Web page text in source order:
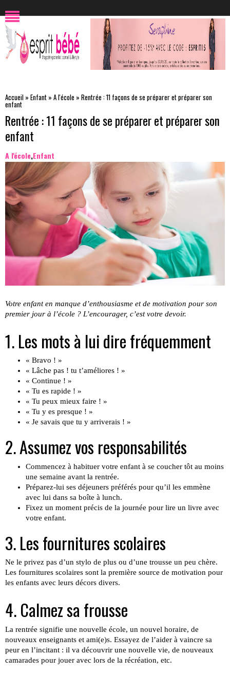
Accueil » Enfant » A l'école » Rentrée : 11 façons de se préparer et préparer son
enfant
Rentrée : 11 façons de se préparer et préparer son
enfant
A l'école,Enfant
Votre enfant en manque d’enthousiasme et de motivation pour son
premier jour à l’école ? L’encourager, c’est votre devoir.
1. Les mots à lui dire fréquemment
« Bravo ! »
« Lâche pas ! tu t’améliores ! »
« Continue ! »
« Tu es rapide ! »
« Tu peux mieux faire ! »
« Tu y es presque ! »
« Je savais que tu y arriverais ! »
2. Assumez vos responsabilités
Commencez à habituer votre enfant à se coucher tôt au moins
une semaine avant la rentrée.
Préparez-lui ses déjeuners préférés pour qu’il les emmène
avec lui dans sa boîte à lunch.
Fixez un moment précis de la journée pour lire un livre avec
votre enfant.
3. Les fournitures scolaires
Ne le privez pas d’un stylo de plus ou d’une trousse un peu chère.
Les fournitures scolaires sont la première source de motivation pour
les enfants avec leurs décors divers.
4. Calmez sa frousse
La rentrée signifie une nouvelle école, un nouvel horaire, de
nouveaux enseignants et ami(e)s. Essayez de l’aider à vaincre sa
peur en l’incitant : il va découvrir une nouvelle vie, de nouveaux
camarades pour jouer avec lors de la récréation, etc.